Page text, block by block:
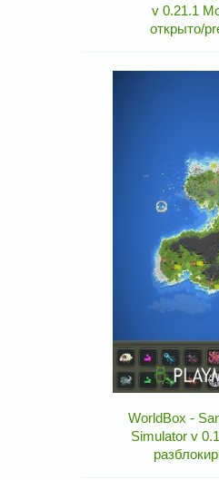
v 0.21.1
открыто/
WorldBox -
Simulator v